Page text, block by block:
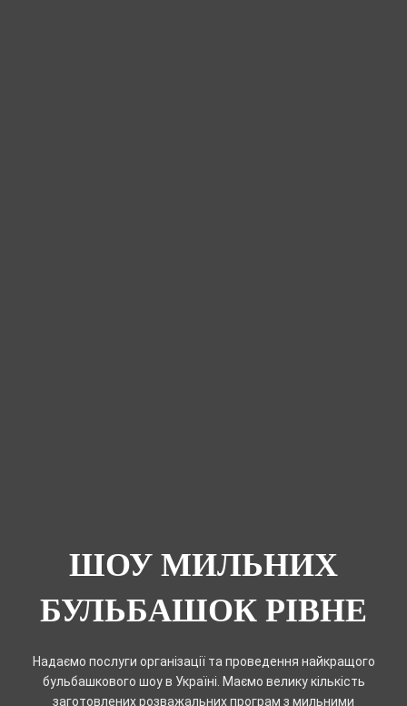
ШОУ МИЛЬНИХ
БУЛЬБАШОК РІВНЕ
Надаємо послуги організації та проведення найкращого
бульбашкового шоу в Україні. Маємо велику кількість
заготовлених розважальних програм з мильними